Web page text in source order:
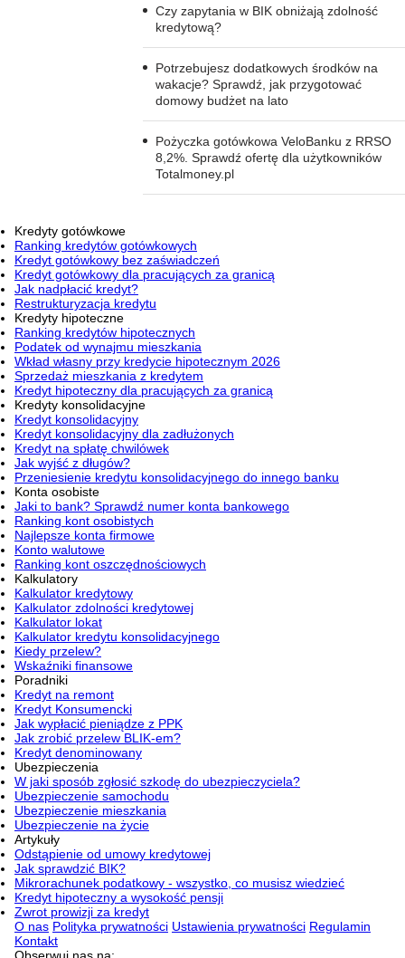
Czy zapytania w BIK obniżają zdolność
kredytową?
Potrzebujesz dodatkowych środków na
wakacje? Sprawdź, jak przygotować
domowy budżet na lato
Pożyczka gotówkowa VeloBanku z RRSO
8,2%. Sprawdź ofertę dla użytkowników
Totalmoney.pl
Kredyty gotówkowe
Ranking kredytów gotówkowych
Kredyt gotówkowy bez zaświadczeń
Kredyt gotówkowy dla pracujących za granicą
Jak nadpłacić kredyt?
Restrukturyzacja kredytu
Kredyty hipoteczne
Ranking kredytów hipotecznych
Podatek od wynajmu mieszkania
Wkład własny przy kredycie hipotecznym 2026
Sprzedaż mieszkania z kredytem
Kredyt hipoteczny dla pracujących za granicą
Kredyty konsolidacyjne
Kredyt konsolidacyjny
Kredyt konsolidacyjny dla zadłużonych
Kredyt na spłatę chwilówek
Jak wyjść z długów?
Przeniesienie kredytu konsolidacyjnego do innego banku
Konta osobiste
Jaki to bank? Sprawdź numer konta bankowego
Ranking kont osobistych
Najlepsze konta firmowe
Konto walutowe
Ranking kont oszczędnościowych
Kalkulatory
Kalkulator kredytowy
Kalkulator zdolności kredytowej
Kalkulator lokat
Kalkulator kredytu konsolidacyjnego
Kiedy przelew?
Wskaźniki finansowe
Poradniki
Kredyt na remont
Kredyt Konsumencki
Jak wypłacić pieniądze z PPK
Jak zrobić przelew BLIK-em?
Kredyt denominowany
Ubezpieczenia
W jaki sposób zgłosić szkodę do ubezpieczyciela?
Ubezpieczenie samochodu
Ubezpieczenie mieszkania
Ubezpieczenie na życie
Artykuły
Odstąpienie od umowy kredytowej
Jak sprawdzić BIK?
Mikrorachunek podatkowy - wszystko, co musisz wiedzieć
Kredyt hipoteczny a wysokość pensji
Zwrot prowizji za kredyt
O nas Polityka prywatności Ustawienia prywatności Regulamin
Kontakt
Obserwuj nas na: